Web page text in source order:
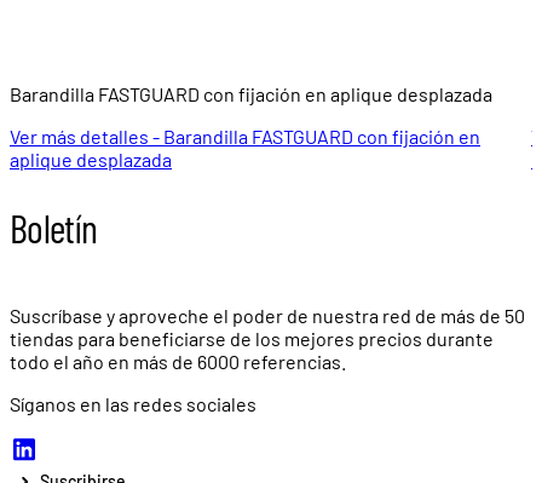
Barandilla FASTGUARD con fijación en aplique desplazada
Ver más detalles - Barandilla FASTGUARD con fijación en
aplique desplazada
Boletín
Suscríbase y aproveche el poder de nuestra red de más de 50
tiendas para beneficiarse de los mejores precios durante
todo el año en más de 6000 referencias.
Síganos en las redes sociales